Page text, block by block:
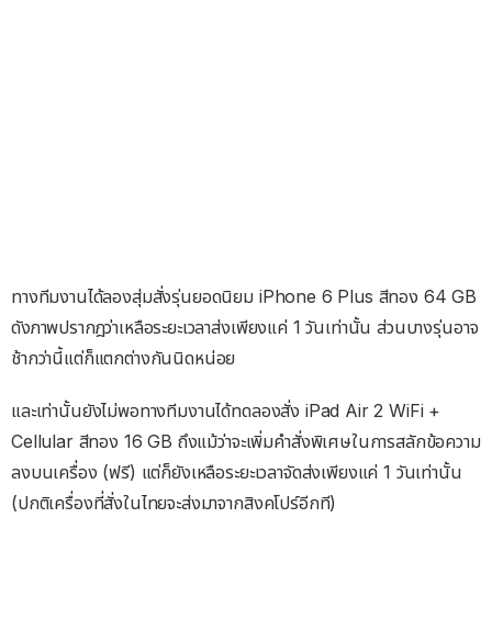
ทางทีมงานได้ลองสุ่มสั่งรุ่นยอดนิยม iPhone 6 Plus สีทอง 64 GB
ดังภาพปรากฎว่าเหลือระยะเวลาส่งเพียงแค่ 1 วันเท่านั้น ส่วนบางรุ่นอาจ
ช้ากว่านี้แต่ก็แตกต่างกันนิดหน่อย
และเท่านั้นยังไม่พอทางทีมงานได้ทดลองสั่ง iPad Air 2 WiFi +
Cellular สีทอง 16 GB ถึงแม้ว่าจะเพิ่มคำสั่งพิเศษในการสลักข้อความ
ลงบนเครื่อง (ฟรี) แต่ก็ยังเหลือระยะเวลาจัดส่งเพียงแค่ 1 วันเท่านั้น
(ปกติเครื่องที่สั่งในไทยจะส่งมาจากสิงคโปร์อีกที)